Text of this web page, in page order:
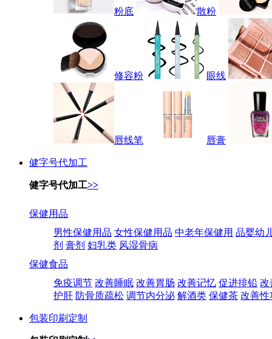
粉底 散粉
修容粉 眼线
唇线笔 唇膏
健字号代加工
健字号代加工>>
保健用品
男性保健用品 女性保健用品 中老年保健用 品婴幼
剂 膏剂 妇乳类 风湿骨病
保健食品
免疫调节 改善睡眠 改善胃肠 改善记忆 促进排铅 改
护肝 防骨质疏松 调节内分泌 解酒类 保健茶 改善性
包装印刷定制